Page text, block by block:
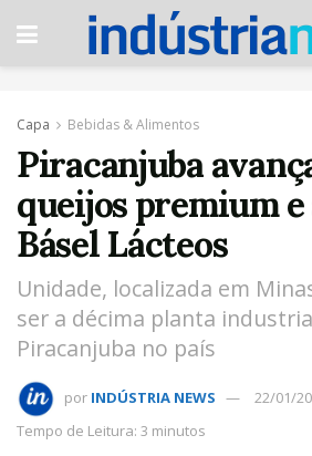
Capa Bebidas & Alimentos
Piracanjuba
queijos premium
Básel Lácteos
Unidade, localizada em
ser a décima planta
Piracanjuba no país
por INDÚSTRIA NEWS
22/01/
Tempo de Leitura: 3 minutos